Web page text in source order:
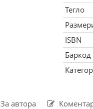
Тегло
ISBN
Баркод
За автора